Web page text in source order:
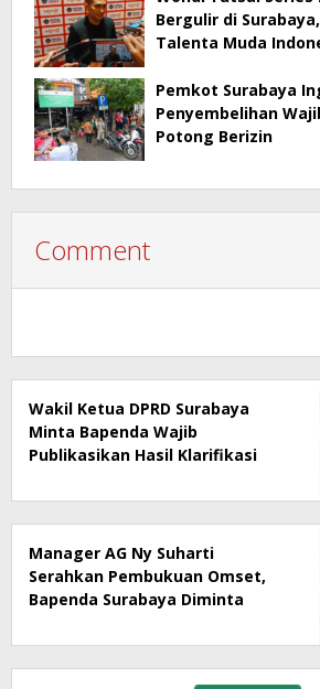
Bergulir di
Talenta Muda
Pemkot Surabaya
Penyembelihan
Potong Berizin
Comment
Wakil Ketua DPRD Surabaya
Minta Bapenda Wajib
Publikasikan Hasil Klarifikasi
Pajak
Manager AG Ny Suharti
Serahkan Pembukuan Omset,
Bapenda Surabaya Diminta